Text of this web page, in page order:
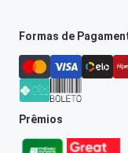
Formas de
Prêmios